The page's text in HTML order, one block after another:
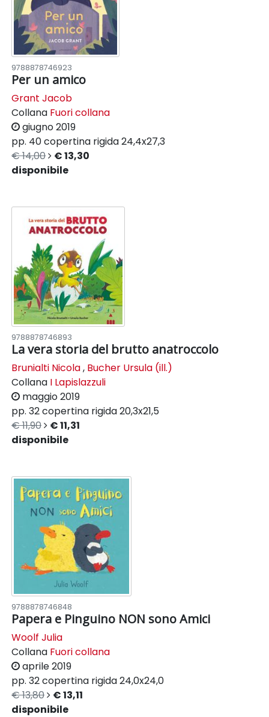
9788878746923
Per un amico
Grant Jacob
Collana Fuori collana
giugno 2019
pp. 40copertina rigida24,4x27,3
€ 14,00
€ 13,30
disponibile
9788878746893
La vera storia del brutto anatroccolo
Brunialti Nicola, Bucher Ursula (ill.)
Collana I Lapislazzuli
maggio 2019
pp. 32copertina rigida20,3x21,5
€ 11,90
€ 11,31
disponibile
9788878746848
Papera e Pinguino NON sono Amici
Woolf Julia
Collana Fuori collana
aprile 2019
pp. 32copertina rigida24,0x24,0
€ 13,80
€ 13,11
disponibile